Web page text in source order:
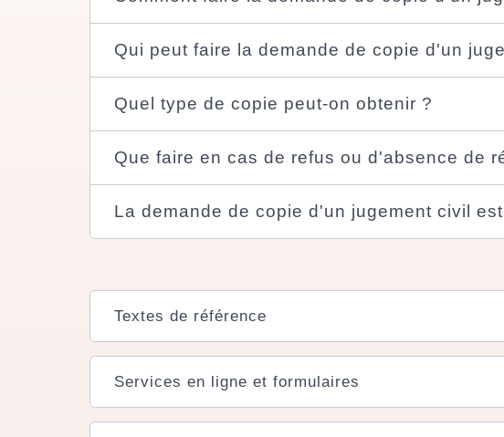
Qui peut faire la demande de copie d'un
Quel type de copie peut-on obtenir ?
Que faire en cas de refus ou d'absence de
La demande de copie d'un jugement civil
Textes de référence
Services en ligne et formulaires